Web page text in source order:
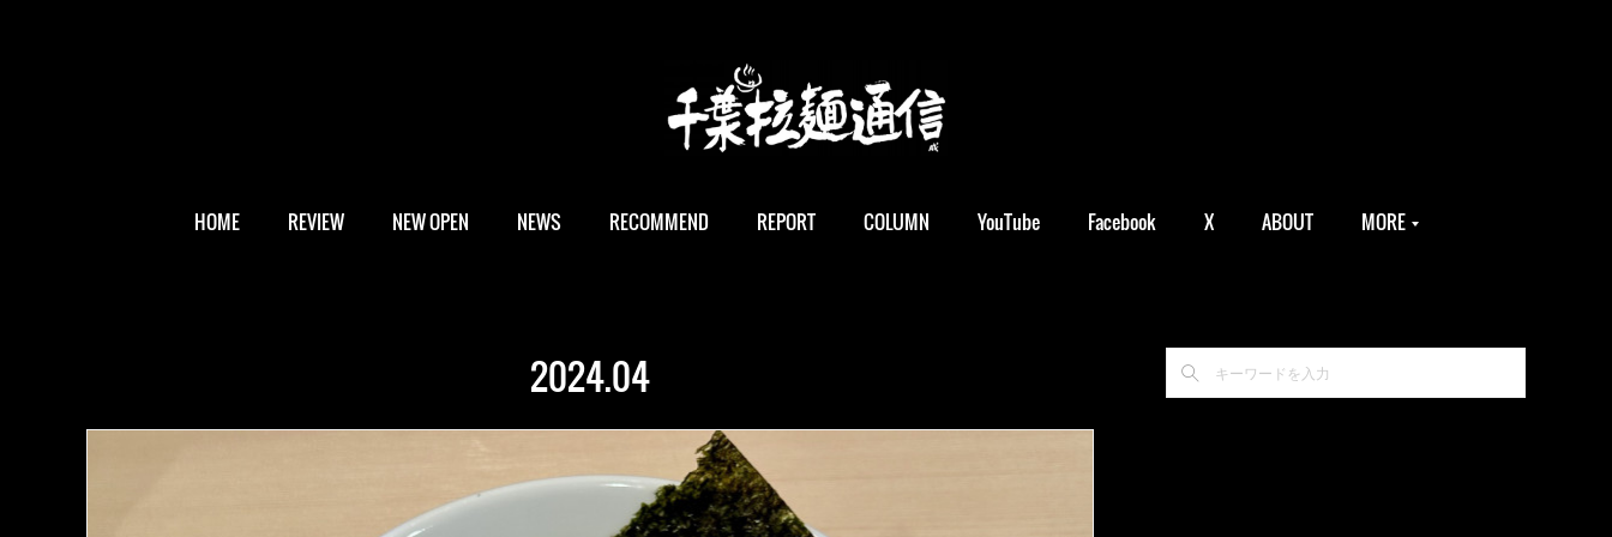
HOME REVIEW NEW OPEN NEWS RECOMMEND REPORT COLUMN YouTube Facebook X ABOUT MORE
2024.04